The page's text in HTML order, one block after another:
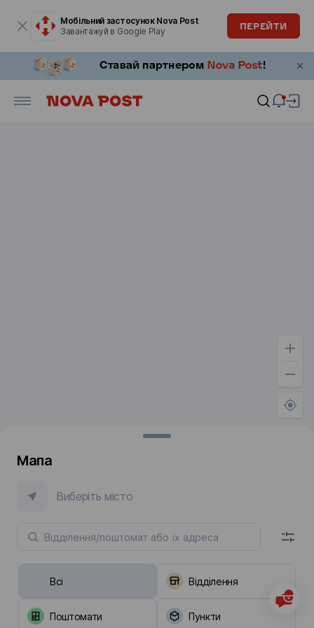
Мобільний застосунок Nova Post
Завантажуй в Google Play
ПЕРЕЙТИ
Мапа
Виберіть місто
Всі Відділення
Поштомати Пункти